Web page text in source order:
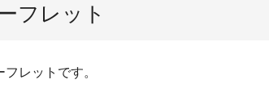
フレット
レットです。